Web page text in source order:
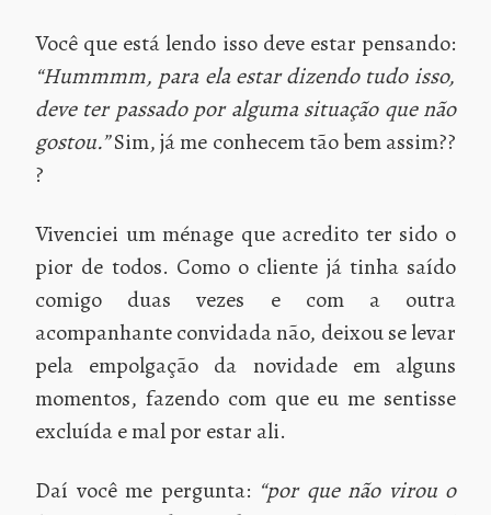
Você que está lendo isso deve estar pensando:
“Hummmm, para ela estar dizendo tudo isso,
deve ter passado por alguma situação que não
gostou.”Sim, já me conhecem tão bem assim??
?
Vivenciei um ménage que acredito ter sido o
pior de todos. Como o cliente já tinha saído
comigo duas vezes e com a outra
acompanhante convidada não, deixou se levar
pela empolgação da novidade em alguns
momentos, fazendo com que eu me sentisse
excluída e mal por estar ali.
Daí você me pergunta: “por que não virou o